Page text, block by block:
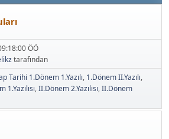
ÖÖ
tarafından
Tarihi 1.Dönem 1.Yazılı 1.Dönem II.Yazılı
1.Yazılısı II.Dönem 2.Yazılısı II.Dönem